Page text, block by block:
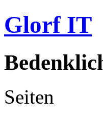
Glorf IT
Seiten